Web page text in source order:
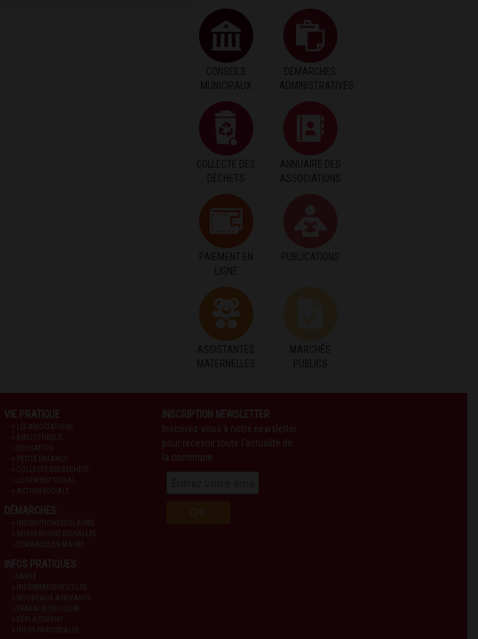
CONSEILS
MUNICIPAUX
DEMARCHES
ADMINISTRATIVES
COLLECTE DES
DÉCHETS
ANNUAIRE DES
ASSOCIATIONS
PAIEMENT EN
LIGNE
PUBLICATIONS
ASSISTANTES
MATERNELLES
MARCHÉS
PUBLICS
VIE PRATIQUE
> LES ASSOCIATIONS
> BIBLIOTHÈQUE
> EDUCATION
> PETITE ENFANCE
> LOGEMENT SOCIAL
> ACTION SOCIALE
DÉMARCHES
> INSCRIPTIONS SCOLAIRES
> RÉSERVATIONS DES SALLES
> DEMANDES EN MAIRIE
INFOS PRATIQUES
> SANTÉ
> INFORMATIONS UTILES
> NOUVEAUX ARRIVANTS
> TRAVAUX EN COURS
> DÉPLACEMENT
> INFOS PAROISSIALES
INSCRIPTION NEWSLETTER
Inscrivez-vous à notre newsletter
pour recevoir toute l'actualité de
la commune